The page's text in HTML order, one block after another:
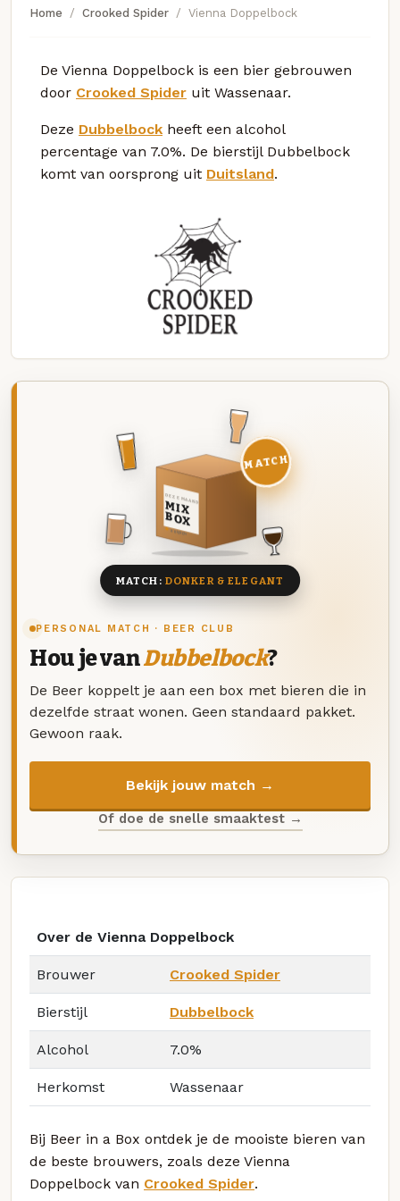
Home Crooked Spider Vienna Doppelbock
De Vienna Doppelbock is een bier gebrouwen
door Crooked Spider uit Wassenaar.
Deze Dubbelbock heeft een alcohol
percentage van 7.0%. De bierstijl Dubbelbock
komt van oorsprong uit Duitsland.
PERSONAL MATCH · BEER CLUB
Hou je vanDubbelbock?
De Beer koppelt je aan een box met bieren die in
dezelfde straat wonen. Geen standaard pakket.
Gewoon raak.
Bekijk jouw match →
Of doe de snelle smaaktest →
DEZE MAAND
MIX
BOX
8 BIEREN
MATCH
MATCH: DONKER & ELEGANT
Over de Vienna Doppelbock
Brouwer Crooked Spider
Bierstijl Dubbelbock
Alcohol 7.0%
Herkomst Wassenaar
Bij Beer in a Box ontdek je de mooiste bieren van
de beste brouwers, zoals deze Vienna
Doppelbock van Crooked Spider.